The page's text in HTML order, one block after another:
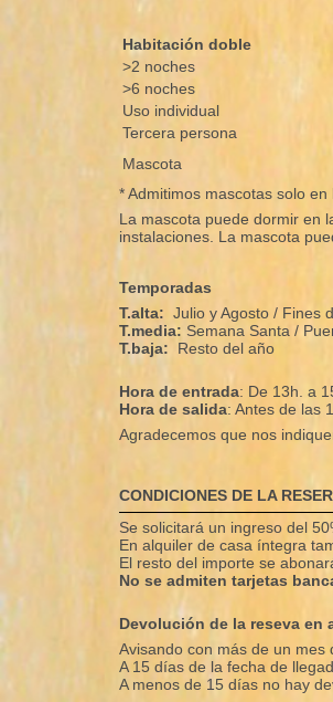
Habitación doble
>2 noches
>6 noches
Uso individual
Tercera persona
Mascota
* Admitimos mascotas solo
La mascota puede dormir en
instalaciones. La mascota
Temporadas
T.alta: Julio y Agosto / Fines
T.media: Semana Santa /
T.baja: Resto del año
Hora de entrada: De 13h. a
Hora de salida: Antes de las
Agradecemos que nos
CONDICIONES DE LA
Se solicitará un ingreso del
En alquiler de casa íntegra
El resto del importe se
No se admiten tarjetas
Devolución de la reseva
Avisando con más de un
A 15 días de la fecha de
A menos de 15 días no hay